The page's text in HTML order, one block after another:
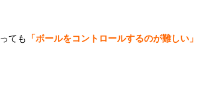
ても 「ボールをコントロールするのが難しい」